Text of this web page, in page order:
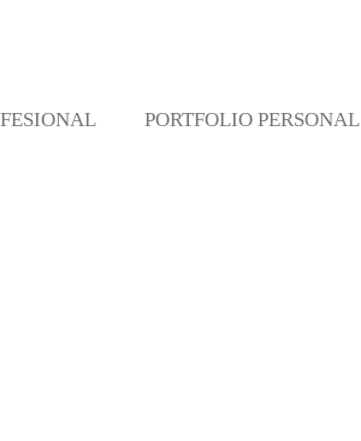
PORTFOLIO PERSONAL